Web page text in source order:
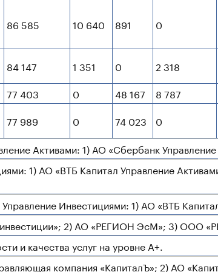
86 585 10 640 891 0
84 147 1 351 0
2 318
77 403 0 48 167
8 787
77 989 0 74 023
0
Активами: 1) АО «Сбербанк
1) АО «ВТБ Капитал Управление
Инвестициями: 1) АО «ВТБ
2) АО «РЕГИОН ЭсМ»; 3) ООО
и качества услуг на уровне А+.
компания «КапиталЪ»; 2) АО